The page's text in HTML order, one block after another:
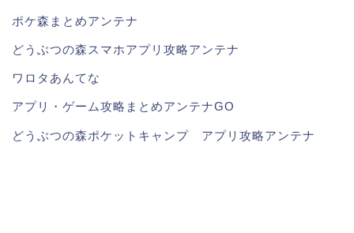
ポケ森まとめアンテナ
どうぶつの森スマホアプリ攻略アンテナ
ワロタあんてな
アプリ・ゲーム攻略まとめアンテナGO
どうぶつの森ポケットキャンプ アプリ攻略アンテナ